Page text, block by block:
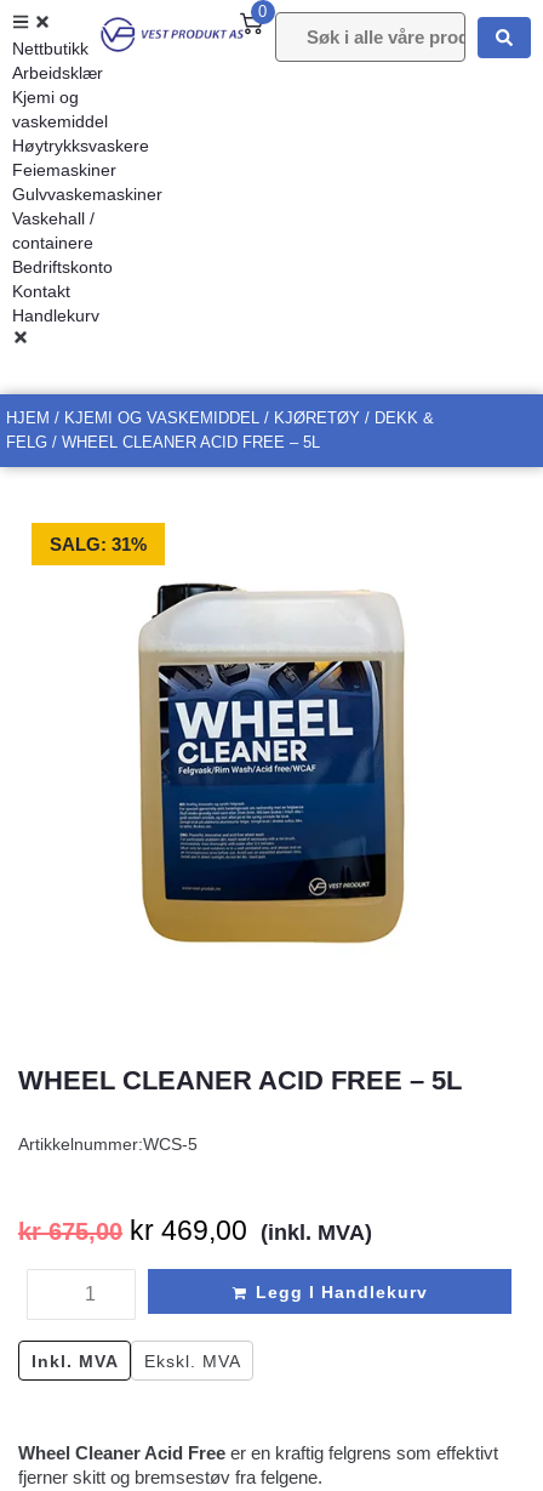
0
Nettbutikk
Arbeidsklær
Kjemi og
vaskemiddel
Høytrykksvaskere
Feiemaskiner
Gulvvaskemaskiner
Vaskehall /
containere
Bedriftskonto
Kontakt
Handlekurv
HJEM / KJEMI OG VASKEMIDDEL / KJØRETØY / DEKK &
FELG / WHEEL CLEANER ACID FREE – 5L
SALG: 31%
WHEEL CLEANER ACID FREE – 5L
Artikkelnummer:WCS-5
Wheel Cleaner Acid Free er en kraftig felgrens som effektivt
fjerner skitt og bremsestøv fra felgene.
kr675,00 kr 469,00 (inkl. MVA)
Legg I Handlekurv
Inkl. MVA Ekskl. MVA